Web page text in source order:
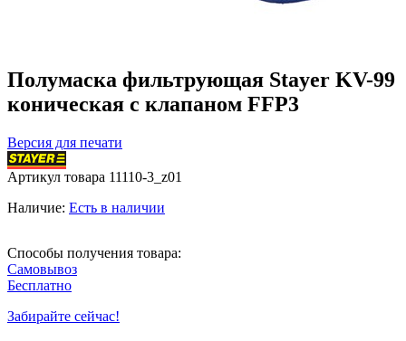
Полумаска фильтрующая Stayer KV-99
коническая с клапаном FFP3
Версия для печати
Артикул товара 11110-3_z01
Наличие: Есть в наличии
Способы получения товара:
Самовывоз
Бесплатно
Забирайте сейчас!